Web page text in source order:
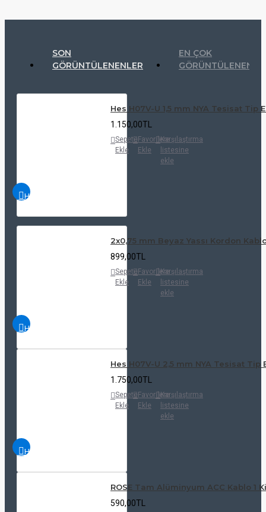
SON
GÖRÜNTÜLENENLER
EN ÇOK
HIZLI
Hes H07V-U 1,5 mm NYA Tesisat Tip
1.150,00TL
Sepete
Ekle
Favorilere
Ekle
Karşılaştırma
listesine
ekle
HIZLI
2x0,75 mm Beyaz Yassı Kordon
899,00TL
Sepete
Ekle
Favorilere
Ekle
Karşılaştırma
listesine
ekle
HIZLI
Hes H07V-U 2,5 mm NYA Tesisat
1.750,00TL
Sepete
Ekle
Favorilere
Ekle
Karşılaştırma
listesine
ekle
ROSE Tam Alüminyum ACC Kablo 1
590,00TL